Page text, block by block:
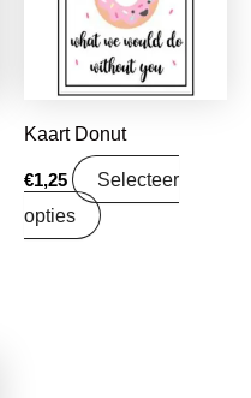
Kaart Donut
€1,25
Selecteer
opties